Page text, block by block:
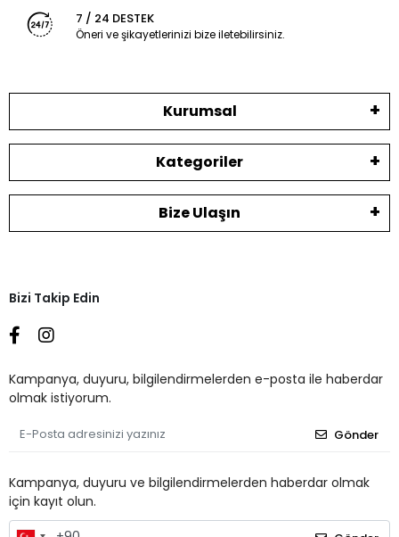
7 / 24 DESTEK
Öneri ve şikayetlerinizi bize iletebilirsiniz.
Kurumsal
Kategoriler
Bize Ulaşın
Bizi Takip Edin
Kampanya, duyuru, bilgilendirmelerden e-posta ile haberdar
olmak istiyorum.
Gönder
Kampanya, duyuru ve bilgilendirmelerden haberdar olmak
için kayıt olun.